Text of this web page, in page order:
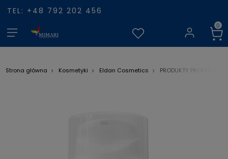
TEL: +48 792 202 456
Strona główna Kosmetyki Eldan Cosmetics PRODUKTY